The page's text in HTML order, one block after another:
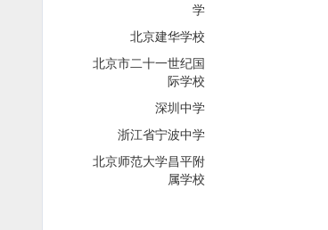
学
北京建华学校
北京市二十一世纪国
际学校
深圳中学
浙江省宁波中学
北京师范大学昌平附
属学校